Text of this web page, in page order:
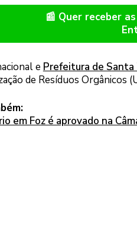
📰 Quer receber
e Prefeitura de
de Resíduos Orgânicos
em Foz é aprovado na